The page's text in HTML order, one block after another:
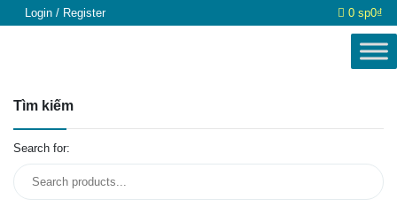
Login / Register 0 sp0₫
Tìm kiếm
Search for: